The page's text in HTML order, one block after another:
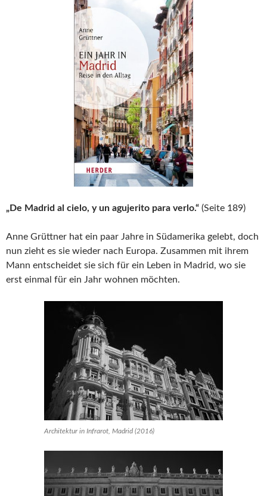
„De Madrid al cielo, y un agujerito para verlo.“ (Seite 189)
Anne Grüttner hat ein paar Jahre in Südamerika gelebt, doch
nun zieht es sie wieder nach Europa. Zusammen mit ihrem
Mann entscheidet sie sich für ein Leben in Madrid, wo sie
erst einmal für ein Jahr wohnen möchten.
Architektur in Infrarot, Madrid (2016)